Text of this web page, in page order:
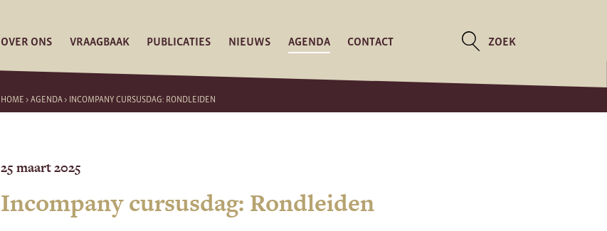
OVER ONS VRAAGBAAK PUBLICATIES NIEUWS AGENDA CONTACT ZOEK
HOME >AGENDA> INCOMPANY CURSUSDAG: RONDLEIDEN
25 maart 2025
Incompany cursusdag: Rondleiden